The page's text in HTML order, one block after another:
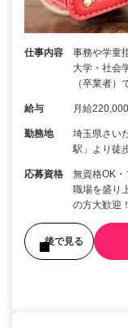
仕事内容
事務や学童
大学・社会
（卒業者
給与 月給
勤務地
埼玉県さい
駅」より徒
応募資格
無資格OK
職場を盛り
の方大歓迎
後で見る